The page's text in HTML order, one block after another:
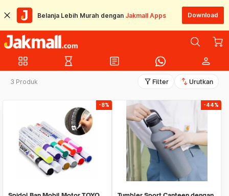
Belanja Lebih Murah dengan Jakmall Apps Download
grid_view hourglass_empty article person
3 Produk filter_alt Filter swap_vert Urutkan
-8% -44%